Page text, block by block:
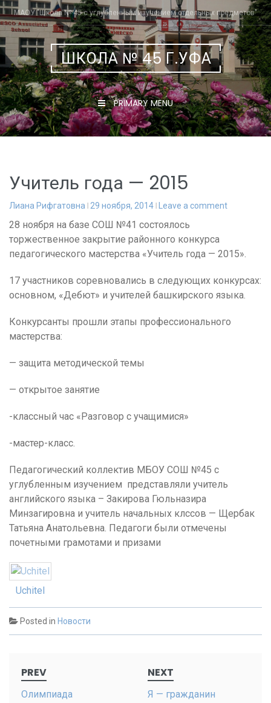
Skip
to
content
МАОУ "Школа № 45 с углубленным изучением отдельных предметов"
ШКОЛА № 45 Г.УФА
PRIMARY MENU
Учитель года — 2015
Лиана Рифгатовна 29 ноября, 2014 Leave a comment
28 ноября на базе СОШ №41 состоялось
торжественное закрытие районного конкурса
педагогического мастерства «Учитель года — 2015».
17 участников соревновались в следующих конкурсах:
основном, «Дебют» и учителей башкирского языка.
Конкурсанты прошли этапы профессионального
мастерства:
— защита методической темы
— открытое занятие
-классный час «Разговор с учащимися»
-мастер-класс.
Педагогический коллектив МБОУ СОШ №45 с
углубленным изучением представляли учитель
английского языка – Закирова Гюльназира
Минзагировна и учитель начальных клссов — Щербак
Татьяна Анатольевна. Педагоги были отмечены
почетными грамотами и призами
Uchitel
Posted in Новости
navigation
PREV
Олимпиада
NEXT
Я — гражданин